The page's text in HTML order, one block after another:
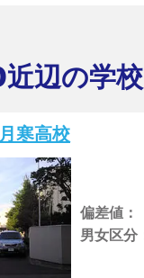
辺の学校
寒高校
偏差値
男女区分